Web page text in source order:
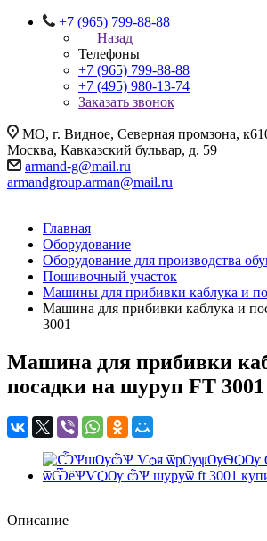
+7 (965) 799-88-88
Назад
Телефоны
+7 (965) 799-88-88
+7 (495) 980-13-74
Заказать звонок
МО, г. Видное, Северная промзона,
Москва, Кавказский бульвар, д. 59
armand-g@mail.ru
armandgroup.arman@mail.ru
Главная
Оборудование
Оборудование для производства
Пошивочный участок
Машины для прибивки каблука и
Машина для прибивки каблука и
3001
Машина для прибивки
посадки на шуруп FT 3001
Описание